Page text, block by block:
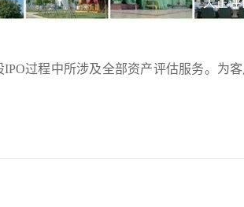
IPO过程中所涉及全部资产评估服务。为